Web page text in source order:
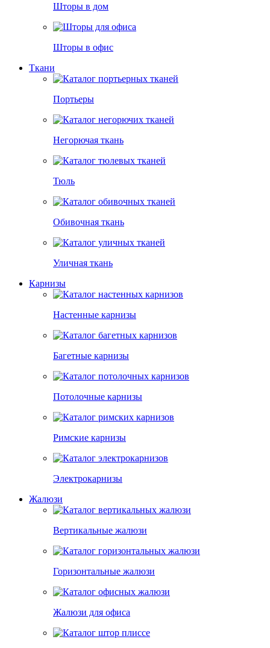
Шторы в дом
Шторы в офис
Ткани
Портьеры
Негорючая ткань
Тюль
Обивочная ткань
Уличная ткань
Карнизы
Настенные карнизы
Багетные карнизы
Потолочные карнизы
Римские карнизы
Электрокарнизы
Жалюзи
Вертикальные жалюзи
Горизонтальные жалюзи
Жалюзи для офиса